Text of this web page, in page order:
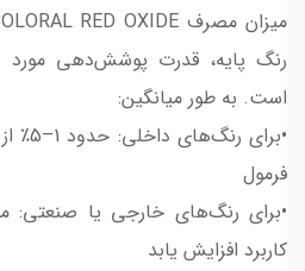
رنگ پایه، قدرت پوشش‌دهی
است. به طور میانگین:
•برای
فرمول
کاربرد افزایش یابد